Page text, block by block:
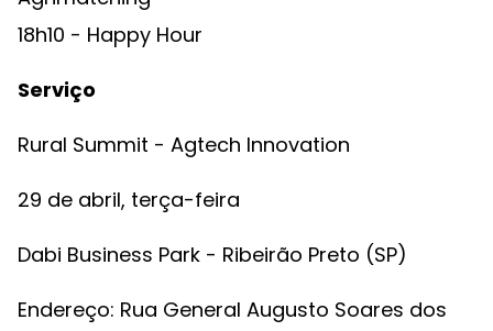
18h10 - Happy Hour
Serviço
Rural Summit - Agtech Innovation
29 de abril, terça-feira
Dabi Business Park - Ribeirão Preto (SP)
Endereço: Rua General Augusto Soares dos